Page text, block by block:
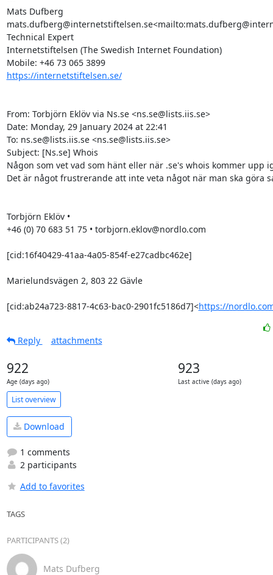
Mats Dufberg
Technical Expert
Internetstiftelsen (The Swedish Internet Foundation)
Mobile: +46 73 065 3899
https://internetstiftelsen.se/
From: Torbjörn Eklöv via Ns.se <ns.se@lists.iis.se>
Date: Monday, 29 January 2024 at 22:41
To: ns.se@lists.iis.se <ns.se@lists.iis.se>
Subject: [Ns.se] Whois
Någon som vet vad som hänt eller när .se's whois kommer upp
Det är något frustrerande att inte veta något när man ska göra
Torbjörn Eklöv •
+46 (0) 70 683 51 75 • torbjorn.eklov@nordlo.com
[cid:16f40429-41aa-4a05-854f-e27cadbc462e]
Marielundsvägen 2, 803 22 Gävle
[cid:ab24a723-8817-4c63-bac0-2901fc5186d7]<https://
Reply
attachments
922
Age (days ago)
923
Last active (days ago)
List overview
Download
1 comments
2 participants
Add to favorites
TAGS
PARTICIPANTS (2)
Mats Dufberg